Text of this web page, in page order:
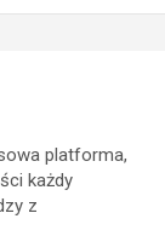
platforma,
każdy
z